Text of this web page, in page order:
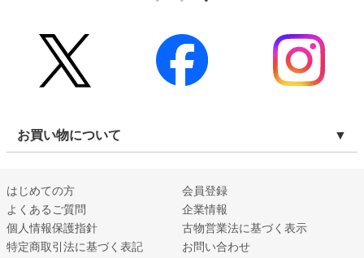
お買い物について
はじめての方
会員登録
よくあるご質問
企業情報
個人情報保護指針
古物営業法に基づく表示
特定商取引法に基づく表記
お問い合わせ